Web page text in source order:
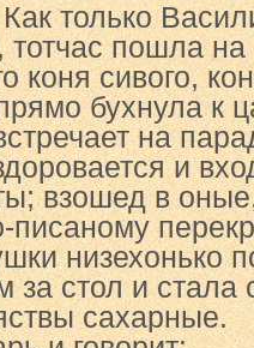
только
тотчас пошла
коня сивого,
бухнула к
на
и
взошед в
низехонько
за стол и стала
сахарные.